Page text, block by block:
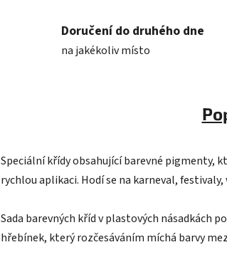
Doručení do druhého dne
na jakékoliv místo
Speciální křídy obsahující barevné pigmenty,
rychlou aplikaci. Hodí se na karneval,
Sada barevných kříd v plastových násadkách
hřebínek, který rozčesáváním míchá barvy